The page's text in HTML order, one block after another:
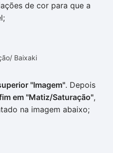
de cor para que a
Baixaki
"Imagem". Depois
em "Matiz/Saturação",
na imagem abaixo;